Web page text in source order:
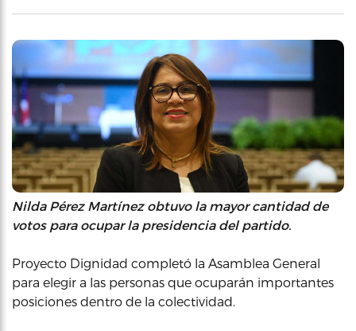
Nilda Pérez Martínez obtuvo la mayor cantidad de
votos para ocupar la presidencia del partido.
Proyecto Dignidad completó la Asamblea General
para elegir a las personas que ocuparán importantes
posiciones dentro de la colectividad.